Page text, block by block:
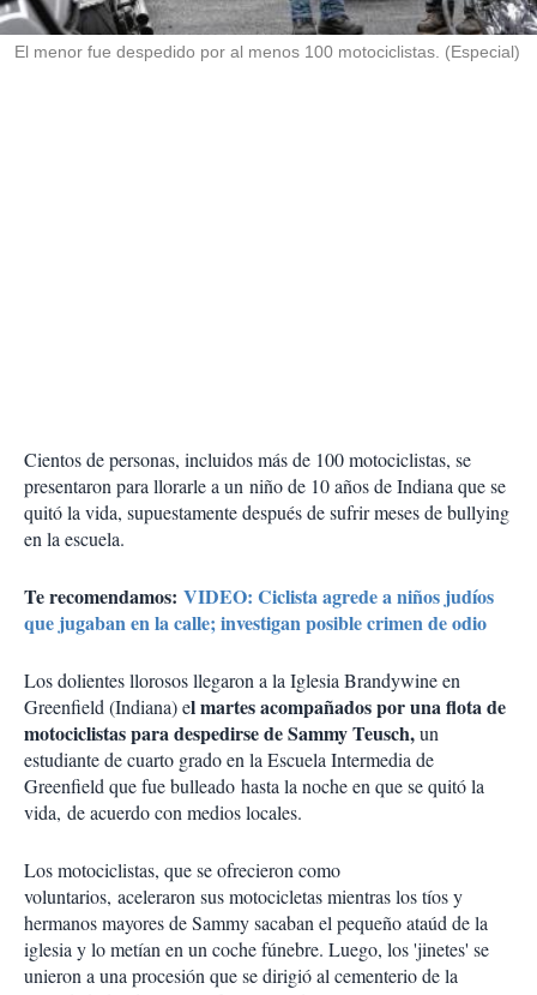
i
r
El menor fue despedido por al menos 100 motociclistas. (Especial)
Cientos de personas, incluidos más de 100 motociclistas, se
presentaron para llorarle a un niño de 10 años de Indiana que se
quitó la vida, supuestamente después de sufrir meses de bullying
en la escuela.
Te recomendamos: VIDEO: Ciclista agrede a niños judíos
que jugaban en la calle; investigan posible crimen de odio
Los dolientes llorosos llegaron a la Iglesia Brandywine en
Greenfield (Indiana) el martes acompañados por una flota de
motociclistas para despedirse de Sammy Teusch,un
estudiante de cuarto grado en la Escuela Intermedia de
Greenfield que fue bulleado hasta la noche en que se quitó la
vida, de acuerdo con medios locales.
Los motociclistas, que se ofrecieron como
voluntarios, aceleraron sus motocicletas mientras los tíos y
hermanos mayores de Sammy sacaban el pequeño ataúd de la
iglesia y lo metían en un coche fúnebre. Luego, los 'jinetes' se
unieron a una procesión que se dirigió al cementerio de la